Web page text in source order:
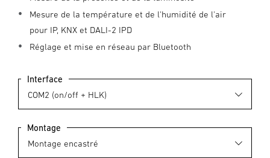
Mesure de la température et de l'humidité de l'air
pour IP, KNX et DALI-2 IPD
Réglage et mise en réseau par Bluetooth
Interface
Montage